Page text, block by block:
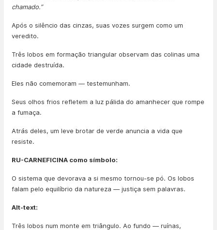
chamado.”
Após o silêncio das cinzas, suas vozes surgem como um
veredito.
Três lobos em formação triangular observam das colinas uma
cidade destruída.
Eles não comemoram — testemunham.
Seus olhos frios refletem a luz pálida do amanhecer que rompe
a fumaça.
Atrás deles, um leve brotar de verde anuncia a vida que
resiste.
RU-CARNEFICINA como símbolo:
O sistema que devorava a si mesmo tornou-se pó. Os lobos
falam pelo equilíbrio da natureza — justiça sem palavras.
Alt-text:
Três lobos num monte em triângulo. Ao fundo — ruínas,